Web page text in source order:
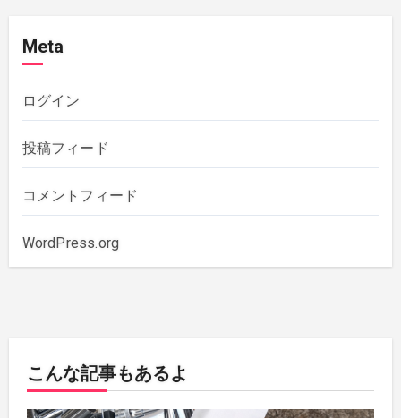
2020年11月
2020年10月
2019年12月
2019年11月
2019年10月
2018年5月
Meta
ログイン
投稿フィード
コメントフィード
WordPress.org
こんな記事もあるよ